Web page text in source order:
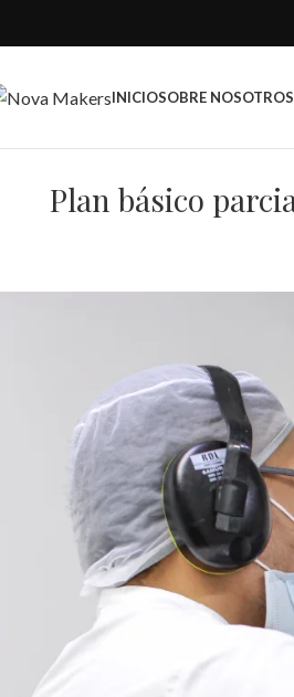
INICIOSOBRE NOSOTROS
Plan básico